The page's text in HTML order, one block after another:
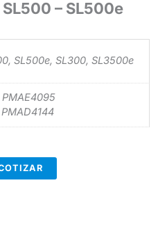
– SL500e
SL500e, SL300, SL3500e
PMAE4095